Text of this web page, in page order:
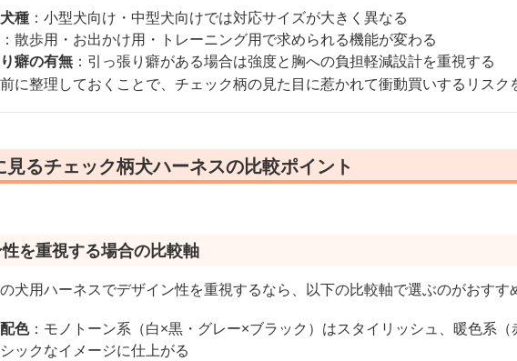
種 ：小型犬向け・中型犬向けでは対応サイズが大きく異なる
：散歩用・お出かけ用・トレーニング用で求められる機能が変わる
癖の有無 ：引っ張り癖がある場合は強度と胸への負担軽減設計を重視する
に整理しておくことで、チェック柄の見た目に惹かれて衝動買いするリスク
見るチェック柄犬ハーネスの比較ポイント
を重視する場合の比較軸
犬用ハーネスでデザイン性を重視するなら、以下の比較軸で選ぶのがおすす
色：モノトーン系（白×黒・グレー×ブラック）はスタイリッシュ、暖色系
ックなイメージに仕上がる